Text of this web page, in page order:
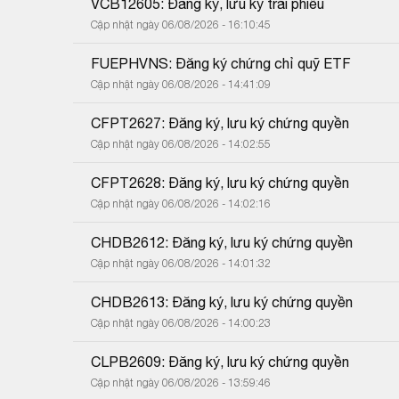
Cập nhật ngày 06/08/2026 - 16:10:45
FUEPHVNS: Đăng ký chứng chỉ quỹ ETF
Cập nhật ngày 06/08/2026 - 14:41:09
CFPT2627: Đăng ký, lưu ký chứng quyền
Cập nhật ngày 06/08/2026 - 14:02:55
CFPT2628: Đăng ký, lưu ký chứng quyền
Cập nhật ngày 06/08/2026 - 14:02:16
CHDB2612: Đăng ký, lưu ký chứng quyền
Cập nhật ngày 06/08/2026 - 14:01:32
CHDB2613: Đăng ký, lưu ký chứng quyền
Cập nhật ngày 06/08/2026 - 14:00:23
CLPB2609: Đăng ký, lưu ký chứng quyền
Cập nhật ngày 06/08/2026 - 13:59:46